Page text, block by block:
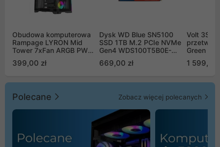
Obudowa komputerowa
Rampage LYRON Mid
Tower 7xFan ARGB PWM
399,00 zł
Dysk WD Blue SN5100
SSD 1TB M.2 PCIe NVMe
Gen4 WDS100T5B0E-
669,00 zł
Volt
Green
1 599,00
Polecane Zobacz więcej polecanych